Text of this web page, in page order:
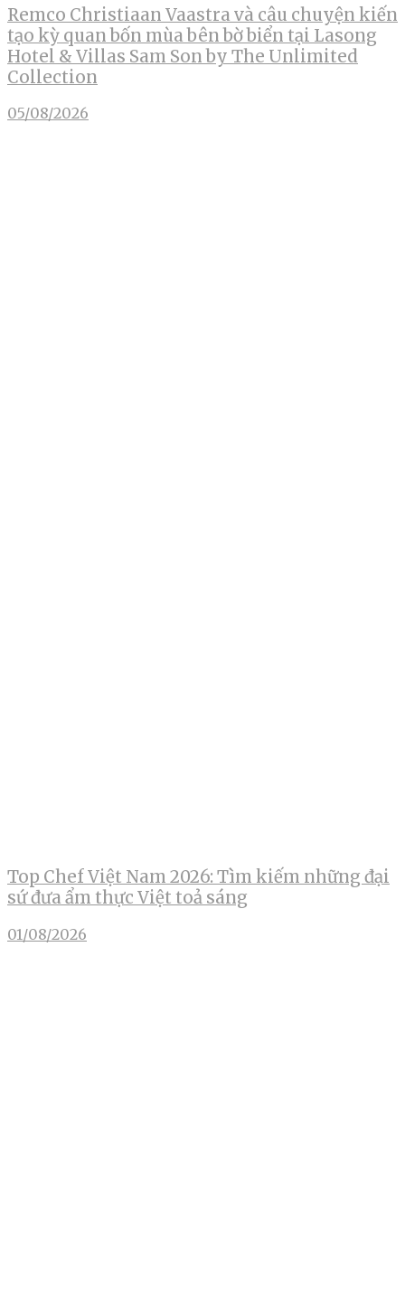
Remco Christiaan Vaastra và câu chuyện kiến
tạo kỳ quan bốn mùa bên bờ biển tại Lasong
Hotel & Villas Sam Son by The Unlimited
Collection
05/08/2026
Top Chef Việt Nam 2026: Tìm kiếm những đại
sứ đưa ẩm thực Việt toả sáng
01/08/2026